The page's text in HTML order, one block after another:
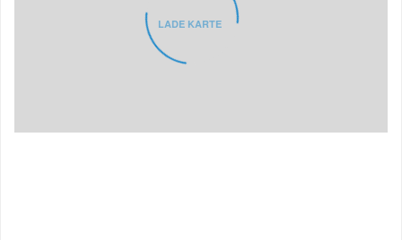
LADE KARTE